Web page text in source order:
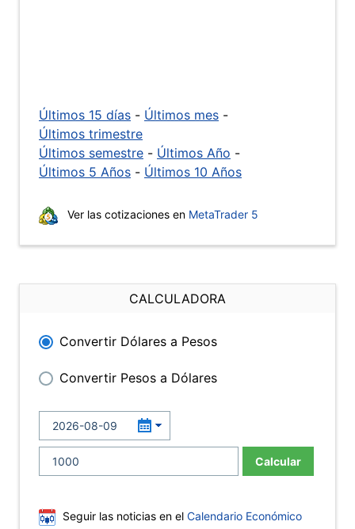
Últimos 15 días - Últimos mes -
Últimos trimestre
Últimos semestre - Últimos Año -
Últimos 5 Años - Últimos 10 Años
Ver las cotizaciones en MetaTrader 5
CALCULADORA
Convertir Dólares a Pesos
Convertir Pesos a Dólares
Calcular
Seguir las noticias en el Calendario Económico